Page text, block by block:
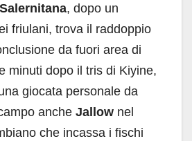
Salernitana, dopo un
friulani, trova il raddoppio
da fuori area di
minuti dopo il tris di Kiyine,
giocata personale da
anche Jallow nel
che incassa i fischi